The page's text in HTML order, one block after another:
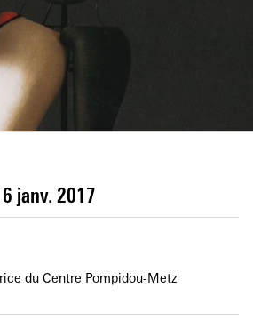
janv. 2017
du Centre Pompidou-Metz